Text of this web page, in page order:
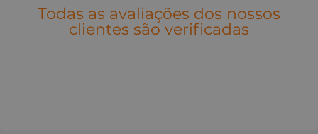
Todas as avaliações dos nossos
clientes são verificadas